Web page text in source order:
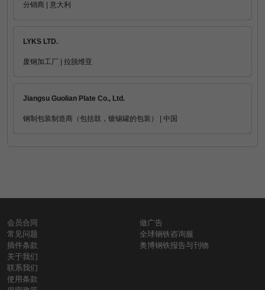
分销商 | 意大利
LYKS LTD.
废钢加工厂 | 拉脱维亚
Jiangsu Guolian Plate Co., Ltd.
钢制包装制造商（包括鼓，镀锡罐的包装） | 中国
会员合同
常见问题
插件条款
关于我们
联系我们
使用条款
做广告
全球钢铁咨询服
奥博钢铁报告与刊物